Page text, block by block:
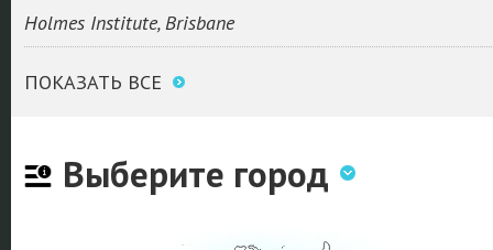
Holmes Institute, Brisbane
ПОКАЗАТЬ ВСЕ
Выберите город